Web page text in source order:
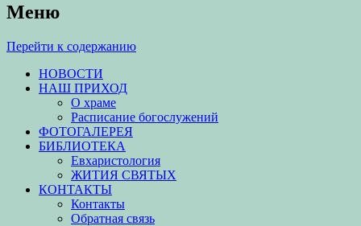
Меню
Перейти к содержанию
НОВОСТИ
НАШ ПРИХОД
О храме
Расписание богослужений
ФОТОГАЛЕРЕЯ
БИБЛИОТЕКА
Евхаристология
ЖИТИЯ СВЯТЫХ
КОНТАКТЫ
Контакты
Обратная связь